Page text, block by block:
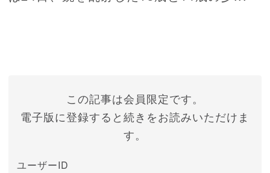
この記事は会員限定です。
電子版に登録すると続きをお読みいただけま
す。
ユーザーID